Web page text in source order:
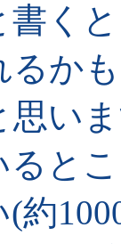
く
るか
思い
と
(約